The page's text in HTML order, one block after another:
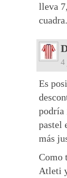
lleva
cuadra.
4
Es
podría
pastel
más
Como
Atleti